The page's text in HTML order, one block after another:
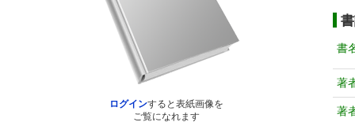
ログインすると表紙画像を
ご覧になれます
書
著
著